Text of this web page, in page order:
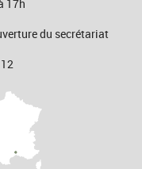
17h
du secrétariat